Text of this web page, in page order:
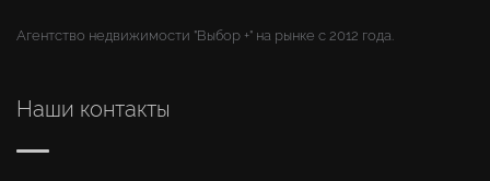
Агентство недвижимости "Выбор +" на рынке с 2012 года.
Наши контакты